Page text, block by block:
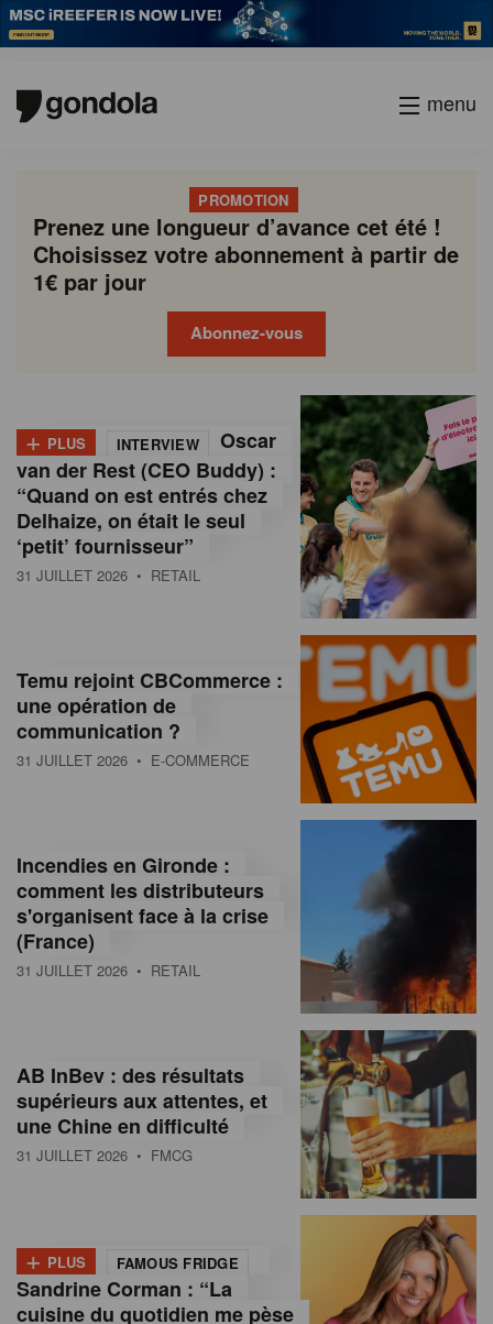
menu
PROMOTION
Prenez une longueur d’avance cet été !
Choisissez votre abonnement à partir de
1€ par jour
Abonnez-vous
o
n
d
o
M
a
g
n
e
n
o
m
a
+ PLUS INTERVIEW
Oscar
van der Rest (CEO Buddy) :
“Quand on est entrés chez
Delhaize, on était le seul
‘petit’ fournisseur”
31 JUILLET 2026 • RETAIL
Temu rejoint CBCommerce :
une opération de
communication ?
31 JUILLET 2026 • E-COMMERCE
Incendies en Gironde :
comment les distributeurs
s'organisent face à la crise
(France)
31 JUILLET 2026 • RETAIL
AB InBev : des résultats
supérieurs aux attentes, et
une Chine en difficulté
31 JUILLET 2026 • FMCG
+ PLUS FAMOUS FRIDGE
Sandrine Corman : “La
cuisine du quotidien me pèse